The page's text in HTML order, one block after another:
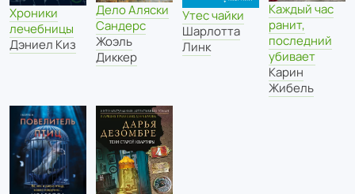
Хроники
лечебницы
Дэниел Киз
Дело Аляски
Сандерс
Жоэль
Диккер
Утес чайки
Шарлотта
Линк
Каждый час
ранит,
последний
убивает
Карин
Жибель